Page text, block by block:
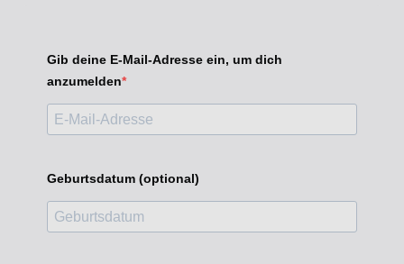
Gib deine E-Mail-Adresse ein, um dich
anzumelden
Geburtsdatum (optional)